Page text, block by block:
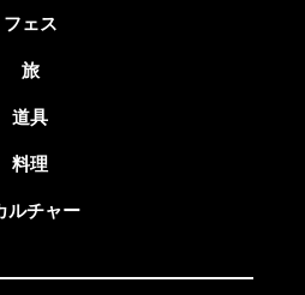
フェス
旅
道具
料理
ルチャー